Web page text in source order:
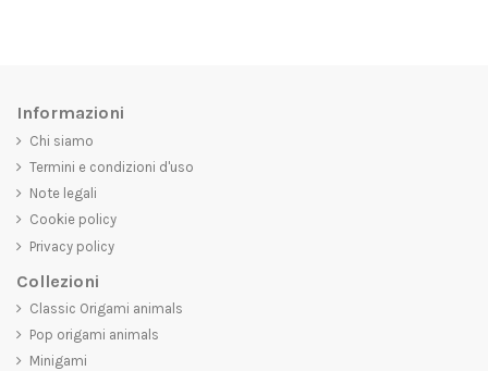
Informazioni
Chi siamo
Termini e condizioni d'uso
Note legali
Cookie policy
Privacy policy
Collezioni
Classic Origami animals
Pop origami animals
Minigami